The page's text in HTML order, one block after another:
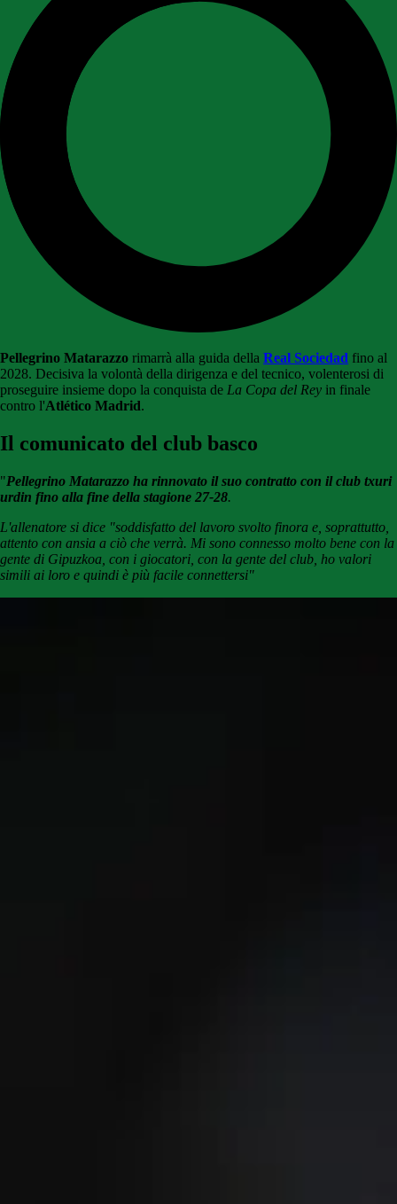
Pellegrino Matarazzo rimarrà alla guida della Real Sociedad fino al
2028. Decisiva la volontà della dirigenza e del tecnico, volenterosi di
proseguire insieme dopo la conquista de La Copa del Rey in finale
contro l'Atlético Madrid.
Il comunicato del club basco
"Pellegrino Matarazzo ha rinnovato il suo contratto con il club txuri
urdin fino alla fine della stagione 27-28.
L'allenatore si dice "soddisfatto del lavoro svolto finora e, soprattutto,
attento con ansia a ciò che verrà. Mi sono connesso molto bene con la
gente di Gipuzkoa, con i giocatori, con la gente del club, ho valori
simili ai loro e quindi è più facile connettersi"